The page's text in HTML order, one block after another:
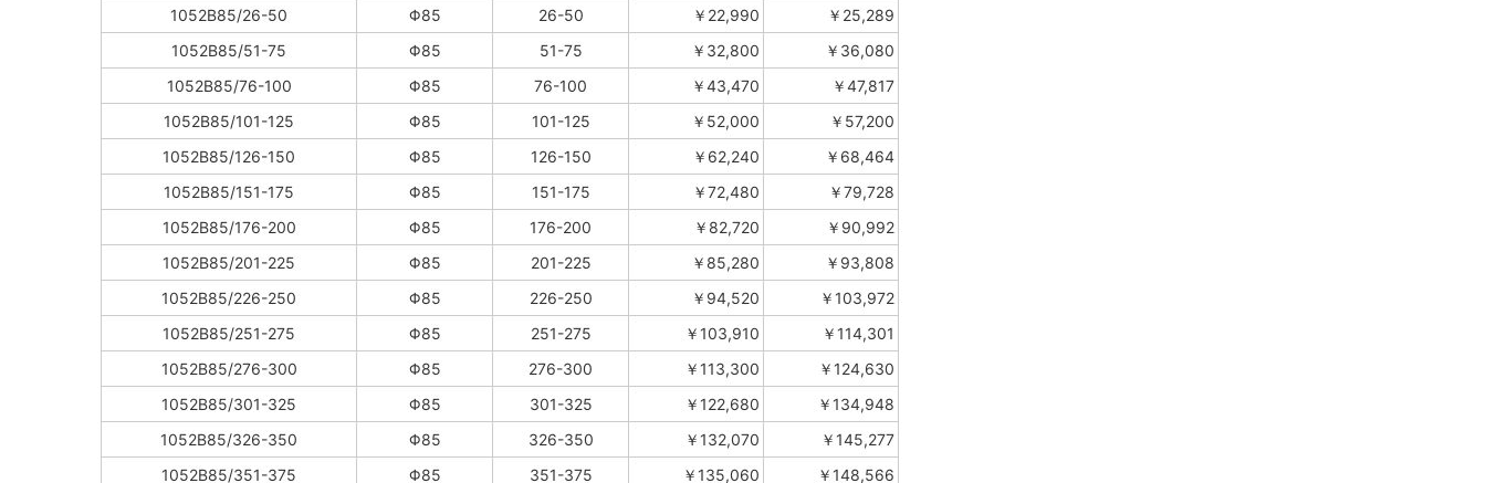
1052B85/26-50
Φ85 26-50 ￥22,990
￥25,289
1052B85/51-75
Φ85 51-75 ￥32,800
￥36,080
1052B85/76-100
Φ85 76-100 ￥43,470
￥47,817
1052B85/101-125
Φ85 101-125 ￥52,000
￥57,200
1052B85/126-150
Φ85 126-150 ￥62,240
￥68,464
1052B85/151-175
Φ85 151-175 ￥72,480
￥79,728
1052B85/176-200
Φ85 176-200 ￥82,720
￥90,992
1052B85/201-225
Φ85 201-225 ￥85,280
￥93,808
1052B85/226-250
Φ85 226-250 ￥94,520
￥103,972
1052B85/251-275
Φ85 251-275 ￥103,910
￥114,301
1052B85/276-300
Φ85 276-300 ￥113,300
￥124,630
1052B85/301-325
Φ85 301-325 ￥122,680
￥134,948
1052B85/326-350
Φ85 326-350 ￥132,070
￥145,277
1052B85/351-375
Φ85 351-375 ￥135,060 ￥148,566